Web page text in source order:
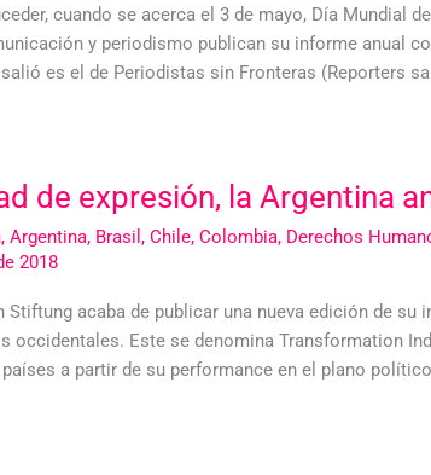
cuando se acerca el 3 de mayo, Día Mundial
y periodismo publican su informe anual
es el de Periodistas sin Fronteras (Reporters
de expresión, la Argentina
, Argentina, Brasil , Chile, Colombia, Derechos
2018
Stiftung acaba de publicar una nueva edición de
occidentales. Este se denomina Transformation
a partir de su performance en el plano